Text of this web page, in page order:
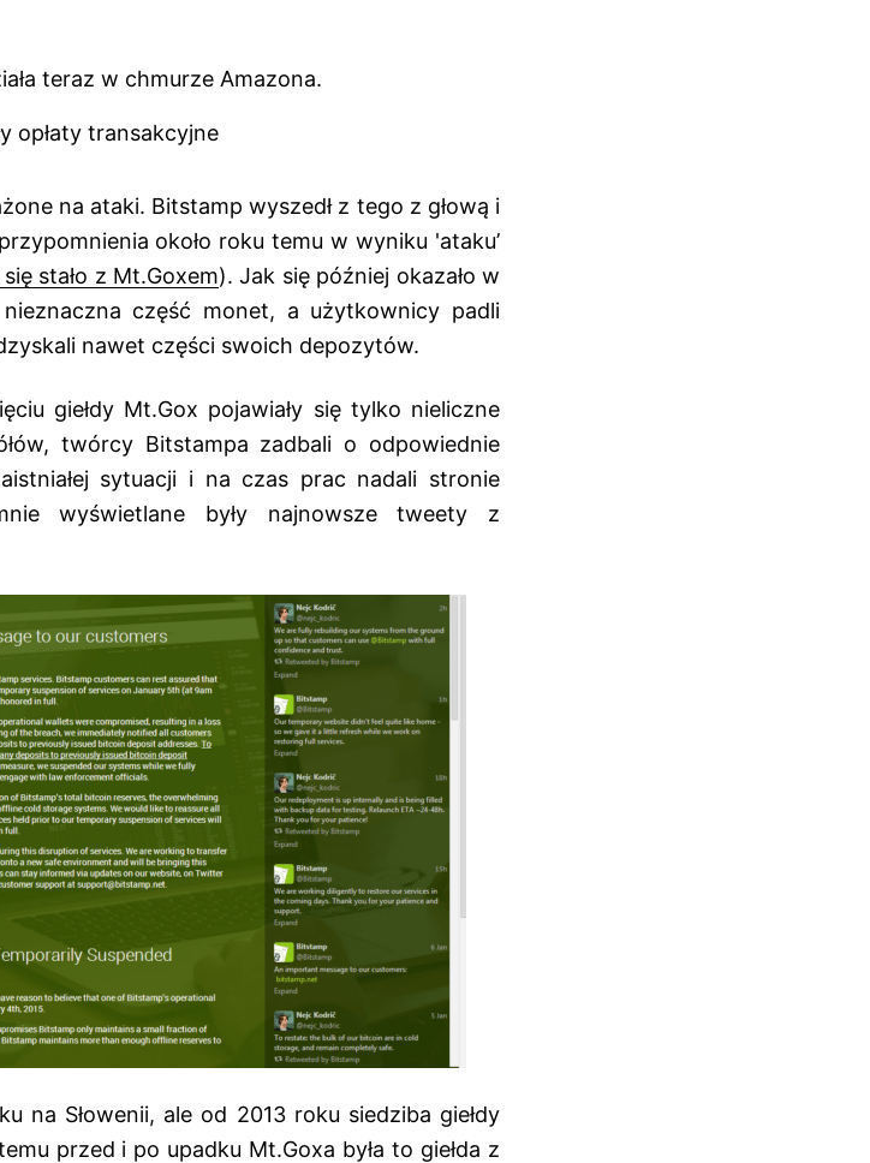
teraz w chmurze Amazona.
opłaty transakcyjne
na ataki. Bitstamp wyszedł z tego z głową i
około roku temu w wyniku 'ataku’
stało z Mt.Goxem). Jak się później okazało w
część monet, a użytkownicy padli
nawet części swoich depozytów.
giełdy Mt.Gox pojawiały się tylko nieliczne
twórcy Bitstampa zadbali o odpowiednie
sytuacji i na czas prac nadali stronie
wyświetlane były najnowsze tweety z
na Słowenii, ale od 2013 roku siedziba giełdy
przed i po upadku Mt.Goxa była to giełda z